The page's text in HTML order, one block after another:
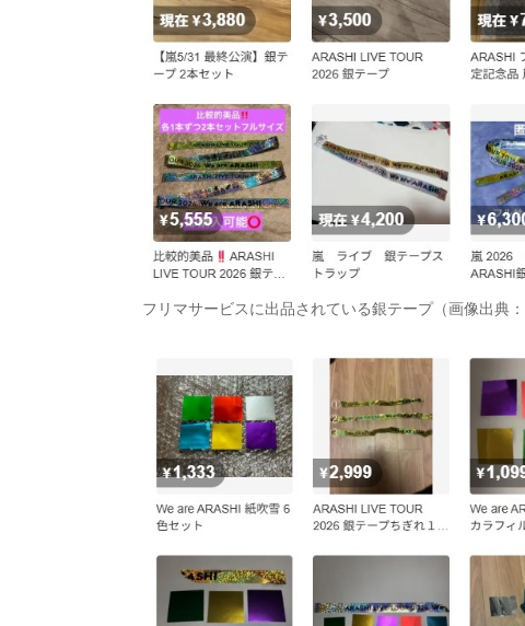
フリマサービスに出品されている銀テープ（画像出典：